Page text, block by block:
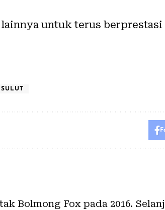
untuk terus berprestasi
SULUT
Bolmong Fox pada 2016.